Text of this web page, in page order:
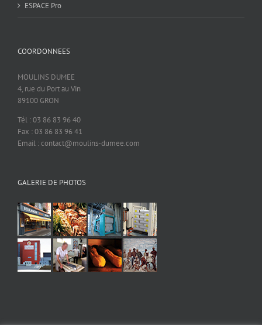
ESPACE Pro
COORDONNEES
MOULINS DUMEE
4, rue du Port au Vin
89100 GRON
Tél : 03 86 83 96 40
Fax : 03 86 83 96 41
Email : contact@moulins-dumee.com
GALERIE DE PHOTOS